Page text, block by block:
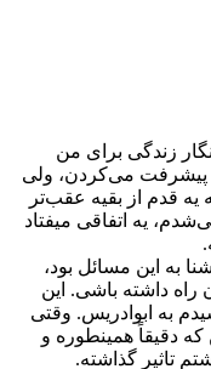
زندگی برای من
می‌کردن، ولی
قدم از بقیه عقب‌تر
یه اتفاقی میفتاد
به این مسائل بود،
داشته باشی. این
به ابوادریس. وقتی
دقیقاً همینطوره و
تاثیر گذاشته.